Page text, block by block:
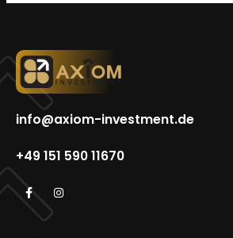
info@axiom-investment.de
+49 151 590 11670